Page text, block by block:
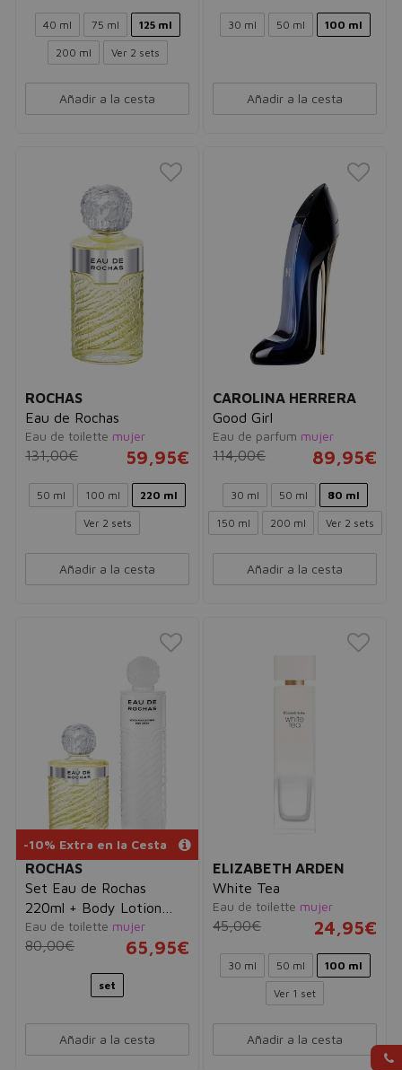
40 ml 75 ml 125 ml
200 ml Ver 2 sets
Añadir a la cesta
30 ml 50 ml 100 ml
Añadir a la cesta
ROCHAS
Eau de Rochas
Eau de toilette mujer
131,00€ 59,95€
50 ml 100 ml 220 ml
Ver 2 sets
Añadir a la cesta
CAROLINA HERRERA
Good Girl
Eau de parfum mujer
114,00€ 89,95€
30 ml 50 ml 80 ml
150 ml 200 ml Ver 2 sets
Añadir a la cesta
-10% Extra en la Cesta
ROCHAS
Set Eau de Rochas
220ml + Body Lotion
500ml
Eau de toilette mujer
80,00€ 65,95€
set
Añadir a la cesta
ELIZABETH ARDEN
White Tea
Eau de toilette mujer
45,00€ 24,95€
30 ml 50 ml 100 ml
Ver 1 set
Añadir a la cesta